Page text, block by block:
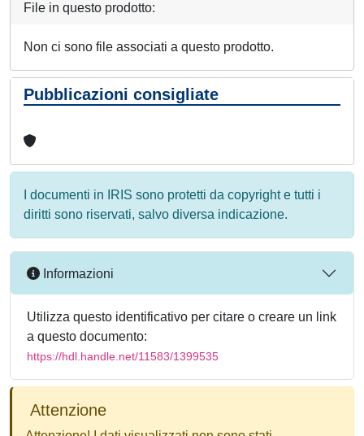
File in questo prodotto:
Non ci sono file associati a questo prodotto.
Pubblicazioni consigliate
I documenti in IRIS sono protetti da copyright e tutti i
diritti sono riservati, salvo diversa indicazione.
Informazioni
Utilizza questo identificativo per citare o creare un link
a questo documento:
https://hdl.handle.net/11583/1399535
Attenzione